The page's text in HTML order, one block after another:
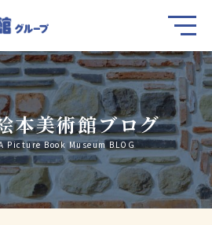
本美術館ブログ
Picture Book Museum BLOG